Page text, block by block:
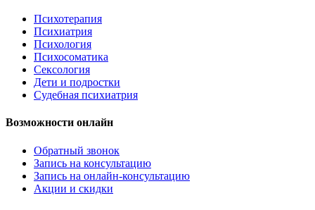
Психотерапия
Психиатрия
Психология
Психосоматика
Сексология
Дети и подростки
Судебная психиатрия
Возможности онлайн
Обратный звонок
Запись на консультацию
Запись на онлайн-консультацию
Акции и скидки